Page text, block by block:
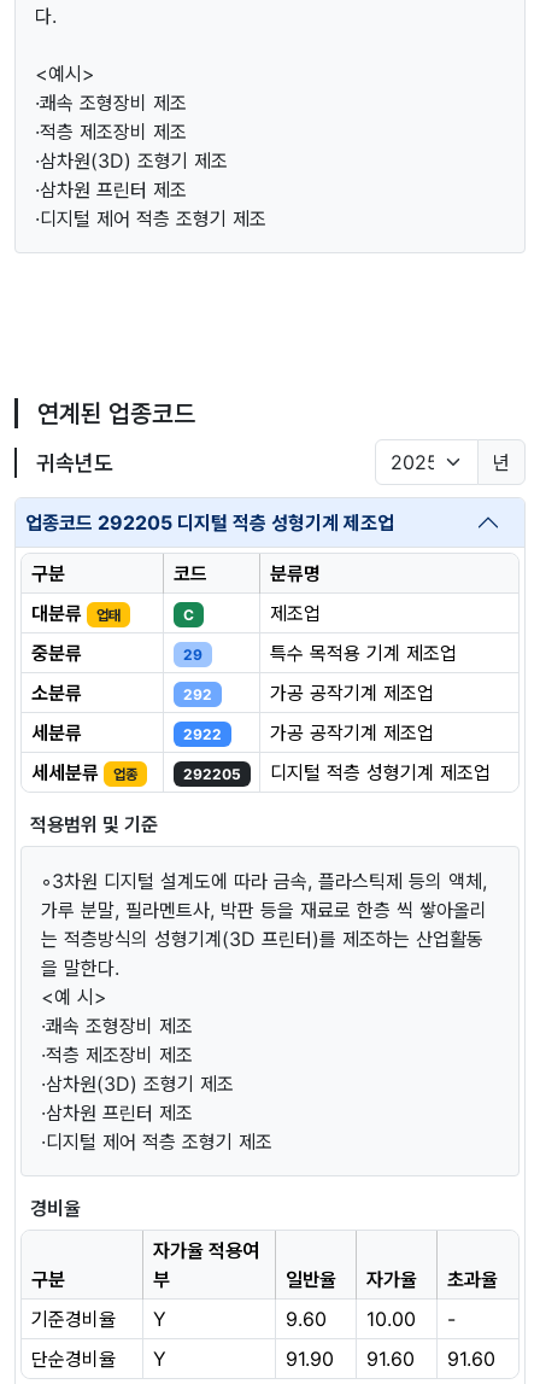
다.
<예시>
·쾌속 조형장비 제조
·적층 제조장비 제조
·삼차원(3D) 조형기 제조
·삼차원 프린터 제조
·디지털 제어 적층 조형기 제조
연계된 업종코드
귀속년도 년
업종코드 292205 디지털 적층 성형기계 제조업
구분 코드
분류명
대분류
업태 C
제조업
중분류
29
특수 목적용 기계 제조업
소분류
292
가공 공작기계 제조업
세분류
2922
가공 공작기계 제조업
세세분류
업종 292205 디지털 적층 성형기계 제조업
적용범위 및 기준
◦3차원 디지털 설계도에 따라 금속, 플라스틱제 등의 액체,
가루 분말, 필라멘트사, 박판 등을 재료로 한층 씩 쌓아올리
는 적층방식의 성형기계(3D 프린터)를 제조하는 산업활동
을 말한다.
<예 시>
·쾌속 조형장비 제조
·적층 제조장비 제조
·삼차원(3D) 조형기 제조
·삼차원 프린터 제조
·디지털 제어 적층 조형기 제조
경비율
구분
자가율 적용여
부
일반율 자가율
초과율
기준경비율
Y 9.60 10.00
-
단순경비율
Y 91.90 91.60
91.60